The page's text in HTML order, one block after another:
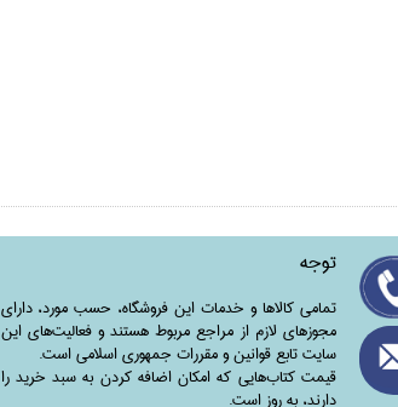
توجه
تمامی‌ کالاها و خدمات این فروشگاه، حسب مورد،‌ دارای
مجوزهای لازم از مراجع مربوط هستند ‌و‌‌ فعالیت‌های این
سایت تابع قوانین و مقررات جمهوری اسلامی است.
قیمت کتاب‌هایی که امکان اضافه کردن به سبد خرید را
دارند،‌ به روز است.